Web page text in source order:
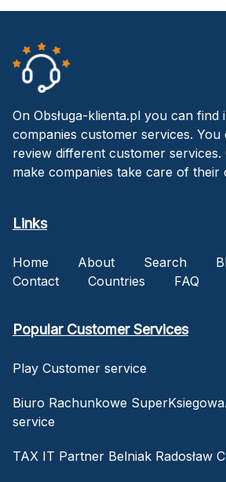
On Obsługa-klienta.pl you can
companies customer services.
review different customer services.
make companies take care of their
Links
Home About Search
Contact
Countries FAQ
Popular Customer Services
Play Customer service
Biuro Rachunkowe
service
TAX IT Partner Belniak Radosław